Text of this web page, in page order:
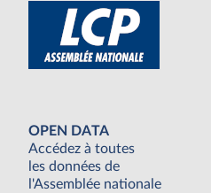
OPEN DATA
Accédez à toutes
les données de
l'Assemblée nationale